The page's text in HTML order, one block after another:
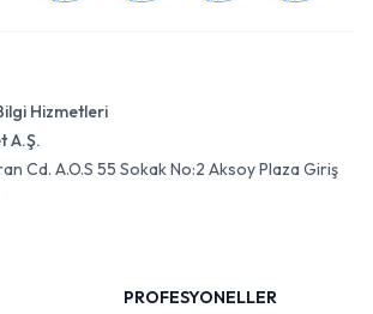
Hizmetleri
A.Ş.
Cd. A.O.S 55 Sokak No:2 Aksoy Plaza Giriş
PROFESYONELLER